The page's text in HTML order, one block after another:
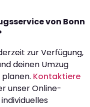
von Bonn
zur Verfügung,
deinen Umzug
Kontaktiere
unser Online-